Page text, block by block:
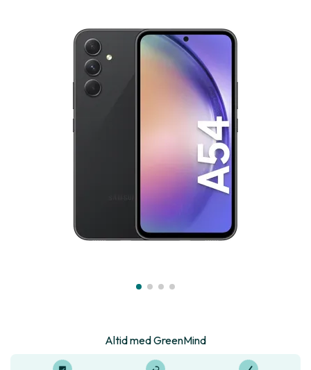
Altid med GreenMind